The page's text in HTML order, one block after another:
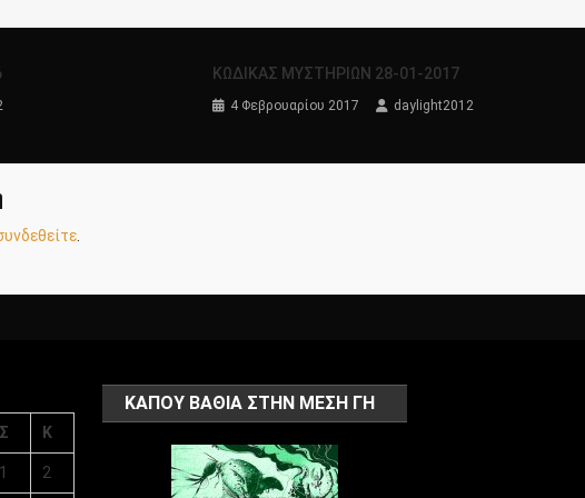
ΚΩΔΙΚΑΣ ΜΥΣΤΗΡΙΩΝ 28-01-2017
4 Φεβρουαρίου 2017 daylight2012
.
Σ Κ
1 2
ΚΑΠΟΥ ΒΑΘΙΑ ΣΤΗΝ ΜΕΣΗ ΓΗ